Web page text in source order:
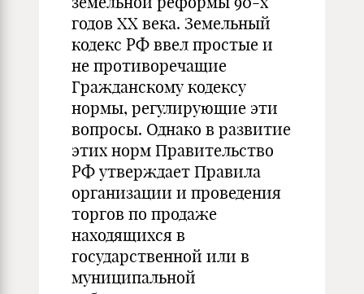
годов XX века. Земельный
кодекс РФ ввел простые и
не противоречащие
Гражданскому кодексу
нормы, регулирующие эти
вопросы. Однако в развитие
этих норм Правительство
РФ утверждает Правила
организации и проведения
торгов по продаже
находящихся в
государственной или в
муниципальной